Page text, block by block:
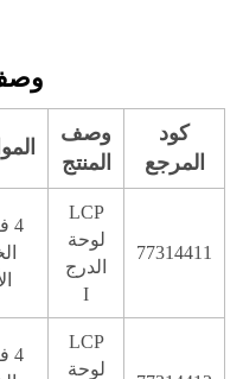
كود
المرجع
وصف
المنتج
77314411
LCP
لوحة
الدرج
I
LCP
لوحة